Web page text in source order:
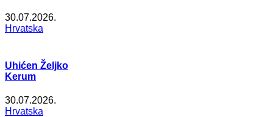
30.07.2026.
Hrvatska
Uhićen Željko
Kerum
30.07.2026.
Hrvatska